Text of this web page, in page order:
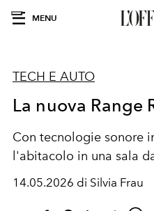
MENU
TECH E AUTO
La nuova Range
Con tecnologie sonore
l'abitacolo in una sala
14.05.2026 di Silvia Frau